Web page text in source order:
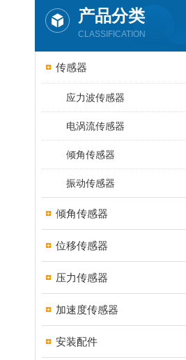
产品分类
CLASSIFICATION
传感器
应力波传感器
电涡流传感器
倾角传感器
振动传感器
倾角传感器
位移传感器
压力传感器
加速度传感器
安装配件